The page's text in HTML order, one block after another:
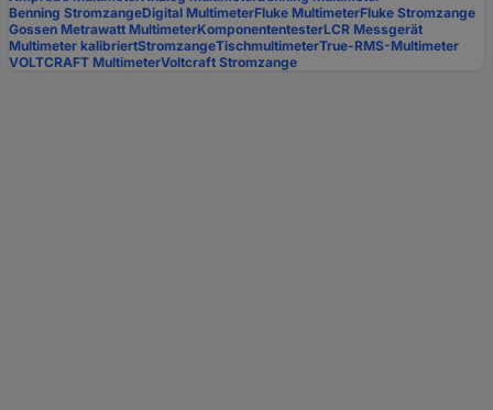
Benning StromzangeDigital MultimeterFluke MultimeterFluke Stromzange
Gossen Metrawatt MultimeterKomponententesterLCR Messgerät
Multimeter kalibriertStromzangeTischmultimeterTrue-RMS-Multimeter
VOLTCRAFT MultimeterVoltcraft Stromzange